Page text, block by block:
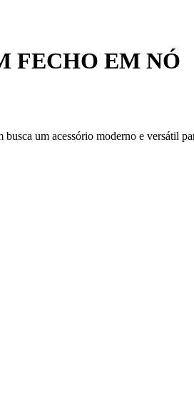
FECHO EM NÓ
um acessório moderno e versátil